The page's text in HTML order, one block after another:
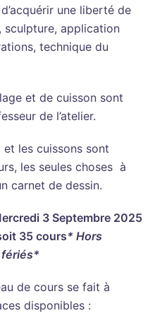
une liberté de
sculpture, application
technique du
et de cuisson sont
de l’atelier.
et les cuissons sont
les seules choses à
carnet de dessin.
3 Septembre 2025
35 cours* Hors
fériés*
de cours se fait à
disponibles :